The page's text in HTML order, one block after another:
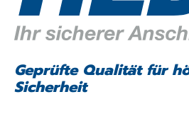
Geprüfte Qualität für
Sicherheit